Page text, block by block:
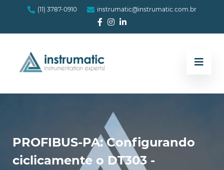
(11) 3787-0910 instrumatic@instrumatic.com.br
PROFIBUS-PA: Configurando
ciclicamente o DT303 -